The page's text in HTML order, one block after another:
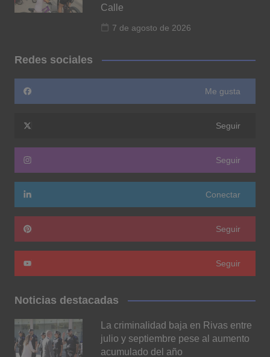
Calle
7 de agosto de 2026
Redes sociales
Me gusta
Seguir
Seguir
Conectar
Seguir
Seguir
Noticias destacadas
La criminalidad baja en Rivas entre
julio y septiembre pese al aumento
acumulado del año